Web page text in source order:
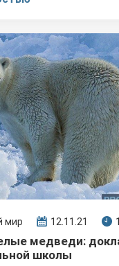
мир 12.11.21
медведи:
школы